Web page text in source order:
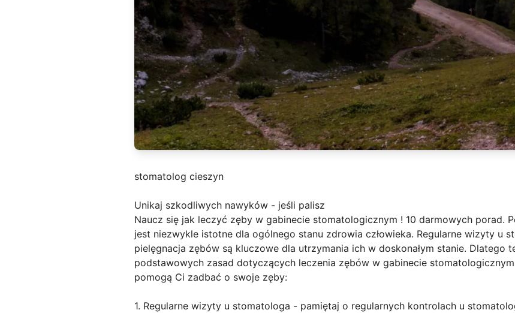
stomatolog cieszyn
Unikaj szkodliwych nawyków - jeśli palisz
Naucz się jak leczyć zęby w gabinecie stomatologicznym ! 10 darmowych porad.
jest niezwykle istotne dla ogólnego stanu zdrowia człowieka. Regularne wizyty u
pielęgnacja zębów są kluczowe dla utrzymania ich w doskonałym stanie. Dlatego
podstawowych zasad dotyczących leczenia zębów w gabinecie
pomogą Ci zadbać o swoje zęby:
1. Regularne wizyty u stomatologa - pamiętaj o regularnych kontrolach u